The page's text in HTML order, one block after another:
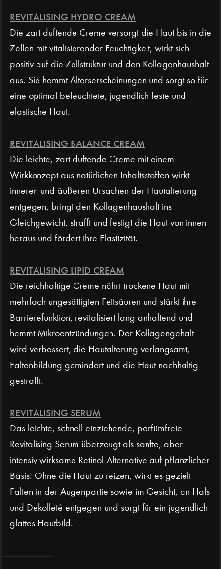
REVITALISING HYDRO CREAM
Die zart duftende Creme versorgt die Haut bis in die
Zellen mit vitalisierender Feuchtigkeit, wirkt sich
positiv auf die Zellstruktur und den Kollagenhaushalt
aus. Sie hemmt Alterserscheinungen und sorgt so für
eine optimal befeuchtete, jugendlich feste und
elastische Haut.
REVITALISING BALANCE CREAM
Die leichte, zart duftende Creme mit einem
Wirkkonzept aus natürlichen Inhaltsstoffen wirkt
inneren und äußeren Ursachen der Hautalterung
entgegen, bringt den Kollagenhaushalt ins
Gleichgewicht, strafft und festigt die Haut von innen
heraus und fördert ihre Elastizität.
REVITALISING LIPID CREAM
Die reichhaltige Creme nährt trockene Haut mit
mehrfach ungesättigten Fettsäuren und stärkt ihre
Barrierefunktion, revitalisiert lang anhaltend und
hemmt Mikroentzündungen. Der Kollagengehalt
wird verbessert, die Hautalterung verlangsamt,
Faltenbildung gemindert und die Haut nachhaltig
gestrafft.
REVITALISING SERUM
Das leichte, schnell einziehende, parfümfreie
Revitalising Serum überzeugt als sanfte, aber
intensiv wirksame Retinol-Alternative auf pflanzlicher
Basis. Ohne die Haut zu reizen, wirkt es gezielt
Falten in der Augenpartie sowie im Gesicht, an Hals
und Dekolleté entgegen und sorgt für ein jugendlich
glattes Hautbild.